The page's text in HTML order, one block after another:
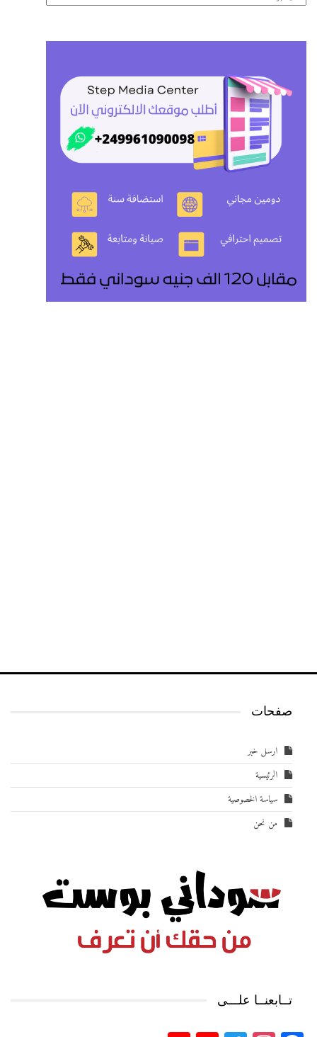
صفحات
ارسل خبر
الرئيسية
سياسة الخصوصية
من نحن
تــابعنــا علـــى